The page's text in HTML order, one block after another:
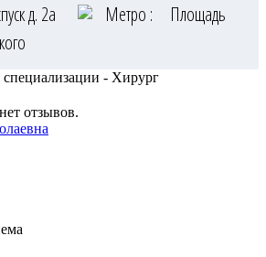
д. 2а Метро :
Площадь
- Хирург
отзывов.